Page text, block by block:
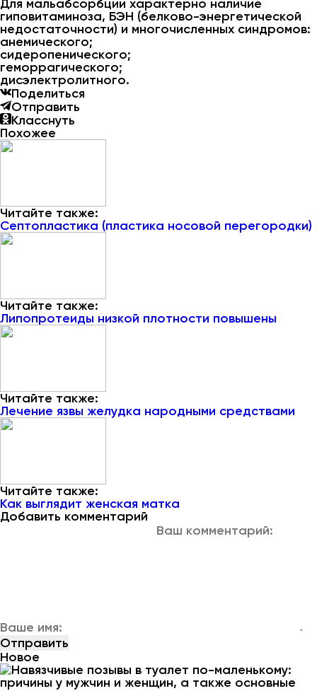
Для мальабсорбции характерно наличие
гиповитаминоза, БЭН (белково-энергетической
недостаточности) и многочисленных синдромов:
анемического;
сидеропенического;
геморрагического;
дисэлектролитного.
Поделиться
Отправить
Класснуть
Похожее
Читайте также:
Септопластика (пластика носовой перегородки)
Читайте также:
Липопротеиды низкой плотности повышены
Читайте также:
Лечение язвы желудка народными средствами
Читайте также:
Как выглядит женская матка
Добавить комментарий
Новое